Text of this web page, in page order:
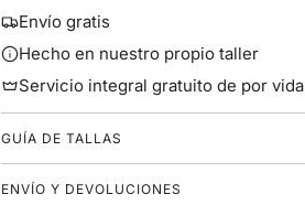
Envío gratis
Hecho en nuestro propio taller
Servicio integral gratuito de por vida
GUÍA DE TALLAS
ENVÍO Y DEVOLUCIONES